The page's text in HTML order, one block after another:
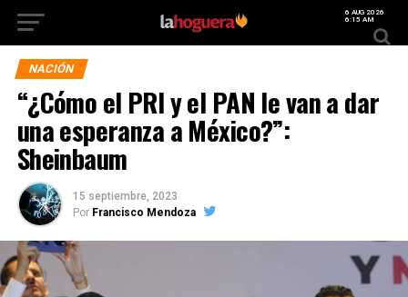
6 AUG 2026
6:15 AM
NACIÓN
“¿Cómo el PRI y el PAN le van a dar
una esperanza a México?”:
Sheinbaum
15 septiembre, 2023
Por Francisco Mendoza